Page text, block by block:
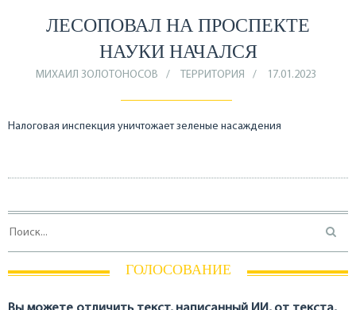
ЛЕСОПОВАЛ НА ПРОСПЕКТЕ
НАУКИ НАЧАЛСЯ
МИХАИЛ ЗОЛОТОНОСОВ ТЕРРИТОРИЯ 17.01.2023
Налоговая инспекция уничтожает зеленые насаждения
ГОЛОСОВАНИЕ